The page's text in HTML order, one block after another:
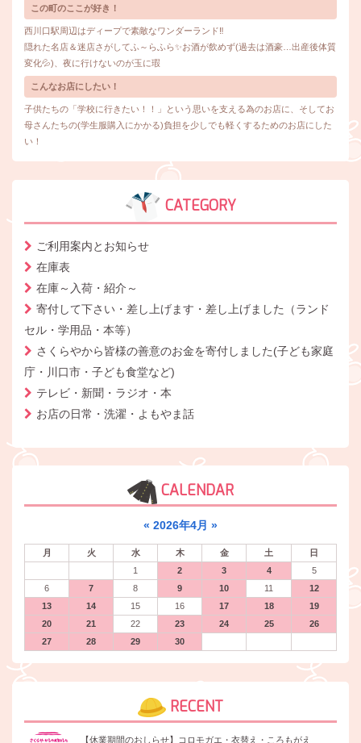
この町のここが好き！
西川口駅周辺はディープで素敵なワンダーランド‼
隠れた名店＆迷店さがしてふ～らふら✨お酒が飲めず(過去は酒豪…出産後体質
変化💦)、夜に行けないのが玉に瑕
こんなお店にしたい！
子供たちの「学校に行きたい！！」という思いを支える為のお店に、そしてお
母さんたちの(学生服購入にかかる)負担を少しでも軽くするためのお店にした
い！
CATEGORY
ご利用案内とお知らせ
在庫表
在庫～入荷・紹介～
寄付して下さい・差し上げます・差し上げました（ランド
セル・学用品・本等）
さくらやから皆様の善意のお金を寄付しました(子ども家庭
庁・川口市・子ども食堂など)
テレビ・新聞・ラジオ・本
お店の日常・洗濯・よもやま話
CALENDAR
« 2026年4月 »
月 火 水 木 金 土
日
1
2 3 4
5
6
7 8 9 10 11
12
13
14 15 16 17 18
19
20
21 22 23 24 25
26
27
28 29 30
RECENT
【休業期間のおしらせ】コロモガエ・衣替え・ころもがえ